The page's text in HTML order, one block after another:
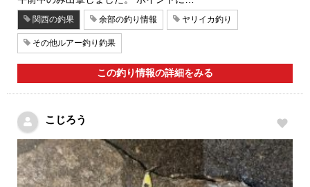
関西の釣果 余部の釣り情報 ヤリイカ釣り
その他ルアー釣り釣果
この釣り情報の詳細をみる
こじろう